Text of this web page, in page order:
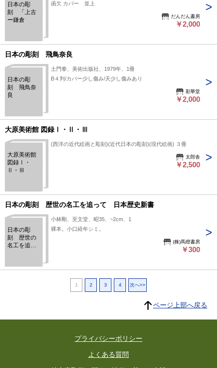
日本の彫
刻 「上古
ー鎌倉
函欠 カバー 並上
だんだん書房
￥2,000
日本の彫刻 飛鳥奈良
日本の彫
刻 飛鳥奈
良
土門拳、美術出版社、1979年、1冊
B４判/カバー少し傷み/天少し傷みあり
彩華堂
￥2,000
大原美術館 図録Ⅰ・Ⅱ・Ⅲ
大原美術館
図録Ⅰ・
Ⅱ・Ⅲ
(西洋の近代絵画と彫刻)(近代日本の彫刻)(現代絵画) ３冊
太郎舎
￥2,500
日本の彫刻 歴世の名工を追って 日本歴史新書
日本の彫
刻 歴世の
名工を追っ
小林剛、至文堂、昭35、~2cm、1
裸本。小口経年シミ。
(株)馬燈書房
￥300
1 2 3 4 次へ>>
ページ上部へ戻る
プライバシーポリシー
よくある質問